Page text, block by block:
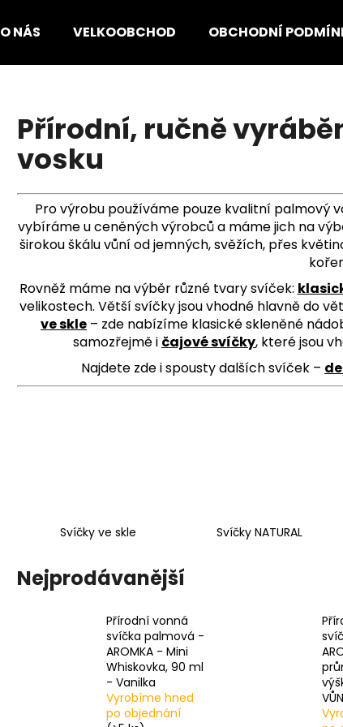
O NÁS VELKOOBCHOD OBCHODNÍ
Přírodní, ručně
vosku
Pro výrobu používáme pouze kvalitní palmový
vybíráme u ceněných výrobců a máme jich na
širokou škálu vůní od jemných, svěžích, přes
Rovněž máme na výběr různé tvary svíček:
velikostech. Větší svíčky jsou vhodné hlavně do
ve skle – zde nabízíme klasické skleněné
samozřejmě i čajové svíčky, které jsou
Najdete zde i spousty dalších svíček –
Svíčky ve skle Svíčky NATURAL
Nejprodávanější
Přírodní vonná
svíčka palmová -
AROMKA - Mini
Whiskovka, 90 ml
- Vanilka
Vyrobíme hned
po objednání
HLEDAT
Doporučujeme
PŘÍRODNÍ VONNÁ SVÍČKA SÓJOVÁ -
AROMKA - SET 10 KS ČAJOVÝCH